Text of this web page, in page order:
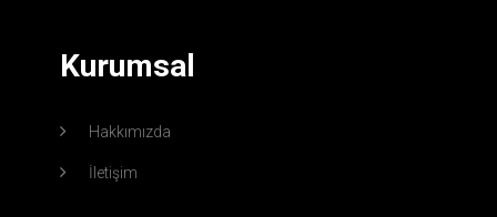
Kurumsal
Hakkımızda
İletişim